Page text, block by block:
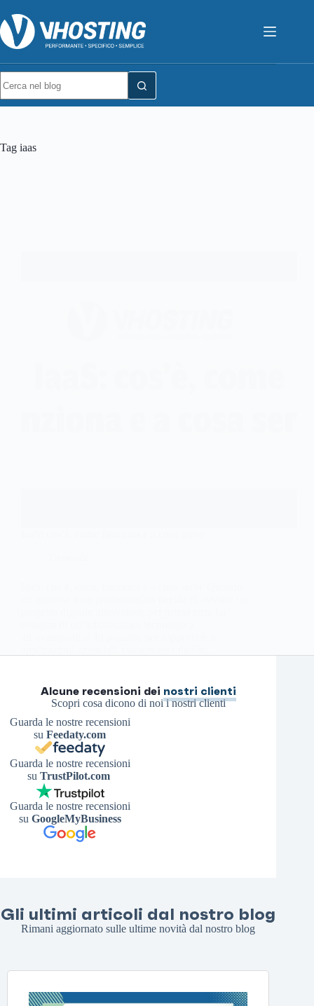
Tag iaas
Alcune recensioni dei nostri clienti
Scopri cosa dicono di noi i nostri clienti
Guarda le nostre recensioni
suFeedaty.com
Guarda le nostre recensioni
su TrustPilot.com
Guarda le nostre recensioni
su GoogleMyBusiness
Gli ultimi articoli dal nostro blog
Rimani aggiornato sulle ultime novità dal nostro blog